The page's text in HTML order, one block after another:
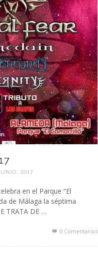
2017
en el Parque “El
de Málaga la séptima
TRATA DE …
0 Comentarios